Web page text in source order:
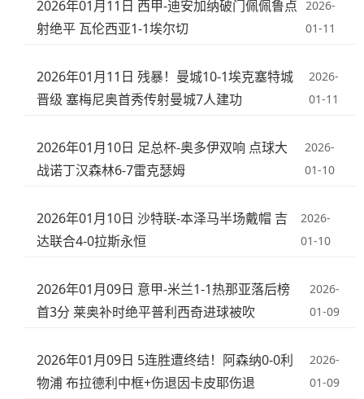
2026年01月11日 西甲-迪安加纳破门佩佩鲁点
射绝平 瓦伦西亚1-1埃尔切
2026-
01-11
2026年01月11日 残暴！曼城10-1埃克塞特城
晋级 塞梅尼奥首秀传射曼城7人建功
2026-
01-11
2026年01月10日 足总杯-奥多伊双响 点球大
战诺丁汉森林6-7雷克瑟姆
2026-
01-10
2026年01月10日 沙特联-本泽马半场戴帽 吉
达联合4-0拉斯永恒
2026-
01-10
2026年01月09日 意甲-米兰1-1热那亚落后榜
首3分 莱奥补时绝平普利西奇进球被吹
2026-
01-09
2026年01月09日 5连胜遭终结！阿森纳0-0利
物浦 布拉德利中框+伤退因卡皮耶伤退
2026-
01-09